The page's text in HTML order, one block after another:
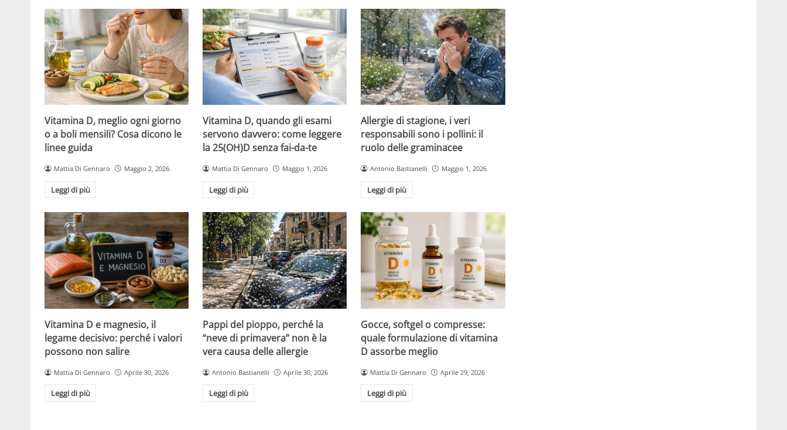
Vitamina D, meglio ogni giorno
o a boli mensili? Cosa dicono le
linee guida
Mattia Di Gennaro Maggio 2, 2026
Leggi di più
Vitamina D, quando gli esami
servono davvero: come leggere
la 25(OH)D senza fai-da-te
Mattia Di Gennaro Maggio 1, 2026
Leggi di più
Allergie di stagione, i veri
responsabili sono i pollini: il
ruolo delle graminacee
Antonio Bastianelli Maggio 1, 2026
Leggi di più
Vitamina D e magnesio, il
legame decisivo: perché i valori
possono non salire
Mattia Di Gennaro Aprile 30, 2026
Leggi di più
Pappi del pioppo, perché la
“neve di primavera” non è la
vera causa delle allergie
Antonio Bastianelli Aprile 30, 2026
Leggi di più
Gocce, softgel o compresse:
quale formulazione di vitamina
D assorbe meglio
Mattia Di Gennaro Aprile 29, 2026
Leggi di più